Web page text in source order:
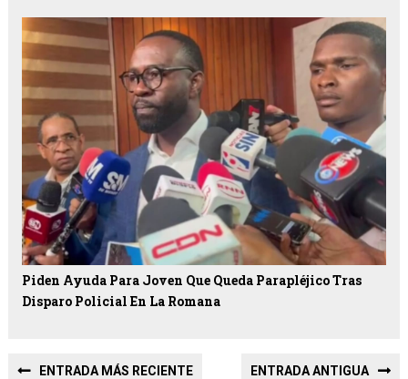
Piden Ayuda Para Joven Que Queda Parapléjico Tras
Disparo Policial En La Romana
ENTRADA MÁS RECIENTE ENTRADA ANTIGUA